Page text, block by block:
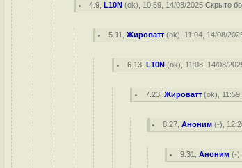
4.9 ,L10N (ok), 10:59, 14/08/2025Скрыто
5.11 ,Жироватт (ok), 11:04, 14/08/
6.13 ,L10N (ok), 11:08, 14/08/
7.23 ,Жироватт (ok),
8.27 ,Аноним (-),
9.31 ,Аноним (-